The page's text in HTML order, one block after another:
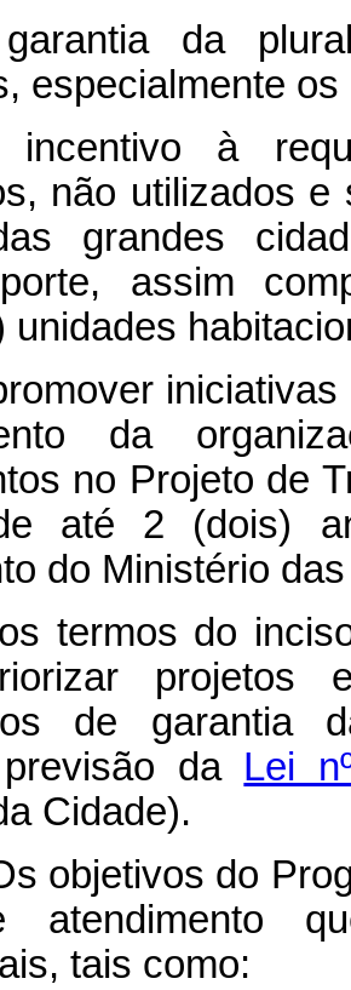
da
especialmente os
à
não utilizados
grandes
assim
unidades
da
no Projeto de
até 2 (dois)
do Ministério
termos do
projetos
de garantia
da Lei
Cidade).
objetivos do
atendimento
tais como: